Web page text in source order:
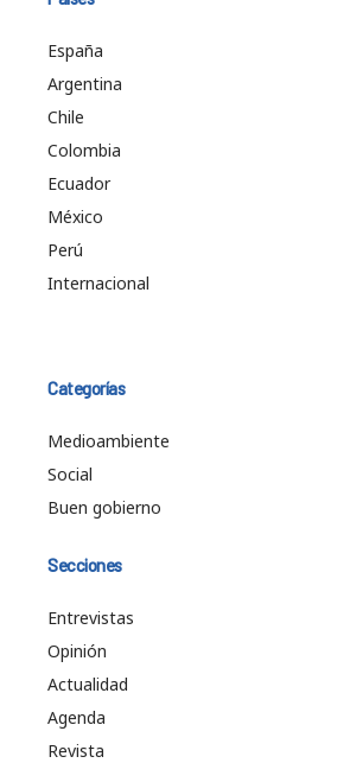
España
Argentina
Chile
Colombia
Ecuador
México
Perú
Internacional
Categorías
Medioambiente
Social
Buen gobierno
Secciones
Entrevistas
Opinión
Actualidad
Agenda
Revista